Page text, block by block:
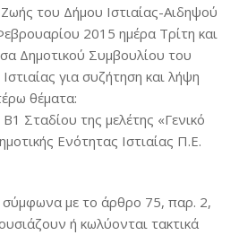
του Δήμου Ιστιαίας-Αιδηψού
2015 ημέρα Τρίτη και
Δημοτικού Συμβουλίου του
για συζήτηση και λήψη
θέματα:
Σταδίου της μελέτης «Γενικό
Ενότητας Ιστιαίας Π.Ε.
σύμφωνα με το άρθρο 75, παρ. 2,
ή κωλύονται τακτικά